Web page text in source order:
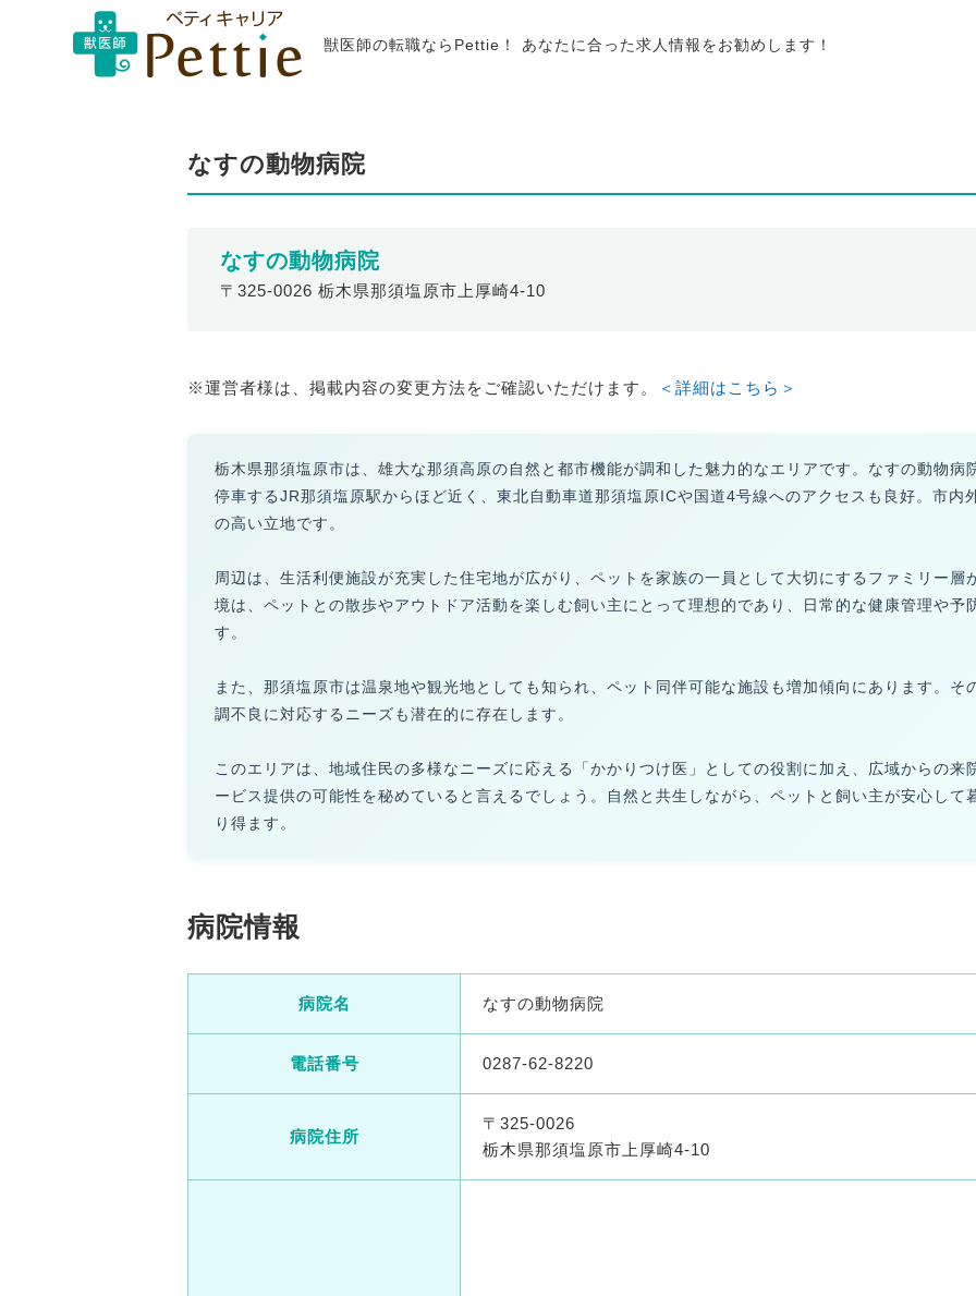
獣医師の転職ならPettie！ あなたに合った求人情報をお勧めします！
なすの動物病院
なすの動物病院
〒325-0026 栃木県那須塩原市上厚崎4-10
※運営者様は、掲載内容の変更方法をご確認いただけます。 ＜詳細はこちら＞
栃木県那須塩原市は、雄大な那須高原の自然と都市機能が調和した魅力的なエリアです。なすの動物病
停車するJR那須塩原駅からほど近く、東北自動車道那須塩原ICや国道4号線へのアクセスも良好。市内
の高い立地です。
周辺は、生活利便施設が充実した住宅地が広がり、ペットを家族の一員として大切にするファミリー
境は、ペットとの散歩やアウトドア活動を楽しむ飼い主にとって理想的であり、日常的な健康管理や予
す。
また、那須塩原市は温泉地や観光地としても知られ、ペット同伴可能な施設も増加傾向にあります。
調不良に対応するニーズも潜在的に存在します。
このエリアは、地域住民の多様なニーズに応える「かかりつけ医」としての役割に加え、広域からの
ービス提供の可能性を秘めていると言えるでしょう。自然と共生しながら、ペットと飼い主が安心して
り得ます。
病院情報
病院名 なすの動物病院
電話番号 0287-62-8220
病院住所
〒325-0026
栃木県那須塩原市上厚崎4-10